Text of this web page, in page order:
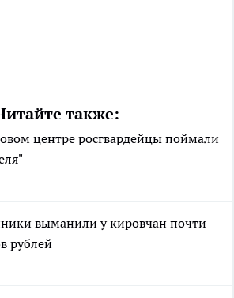
также:
центре росгвардейцы поймали
выманили у кировчан почти
рублей